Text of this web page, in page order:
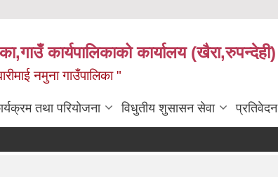
कार्यपालिकाको कार्यालय (खैरा,रुपन्देही)
नमुना गाउँपालिका "
तथा परियोजना विधुतीय शुसासन सेवा प्रतिवेदन